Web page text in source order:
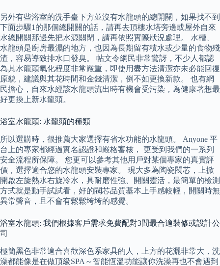
另外有些浴室的洗手臺下方並沒有水龍頭的總開關，如果找不到
下面步驟1的那個總開關的話，請再去頂樓水塔旁邊或屋外自來
水總開關那邊先把水源關閉，請再依照實際狀況處理。 水槽、
水龍頭是廚房最濕的地方，也因為長期留有積水或少量的食物殘
渣，容易導致排水口發臭。 帖文令網民非常驚訝，不少人都認
為其水龍頭氧化程度非常嚴重，即使用盡方法清潔亦未必能回復
原貌，建議與其花時間和金錢清潔，倒不如更換新款。 也有網
民擔心，自來水經該水龍頭流出時有機會受污染，為健康著想最
好更換上新水龍頭。
浴室水龍頭: 水龍頭的種類
所以選購時，很推薦大家選擇有省水功能的水龍頭。 Anyone 平
台上的專家都經過實名認證和嚴格審核， 更受到我們的一系列
安全流程所保障。 您更可以參考其他用戶對某個專家的真實評
價，選擇適合您的水龍頭安裝專家。 現大多為陶瓷閥芯，上掀
開啟左旋熱水右旋冷水，具耐磨性強、開關靈活，最簡單的檢測
方式就是動手試試看，好的閥芯品質基本上手感較輕，開關時無
異常聲音，且不會有鬆鬆垮垮的感覺。
浴室水龍頭: 我們根據客戶需求免費配對3間最合適裝修或設計公
司
極簡黑色非常適合喜歡深色系家具的人，上方的花灑非常大，洗
澡都能像是在做頂級SPA～智能恆溫功能讓你洗澡再也不會遇到